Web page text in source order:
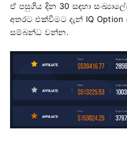
ඒ පසුගිය දින 30 සඳහා
අතරට එක්වීමට දැන් IQ
සම්බන්ධ වන්න.